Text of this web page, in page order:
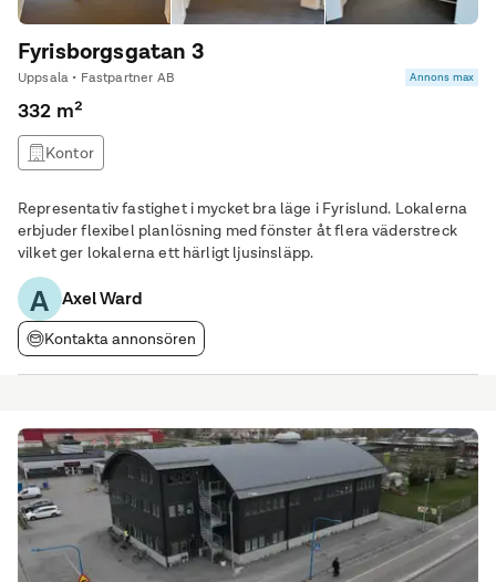
Fyrisborgsgatan 3
Uppsala • Fastpartner AB Annons max
332 m²
Kontor
Representativ fastighet i mycket bra läge i Fyrislund. Lokalerna
erbjuder flexibel planlösning med fönster åt flera väderstreck
vilket ger lokalerna ett härligt ljusinsläpp.
A Axel Ward
Kontakta annonsören